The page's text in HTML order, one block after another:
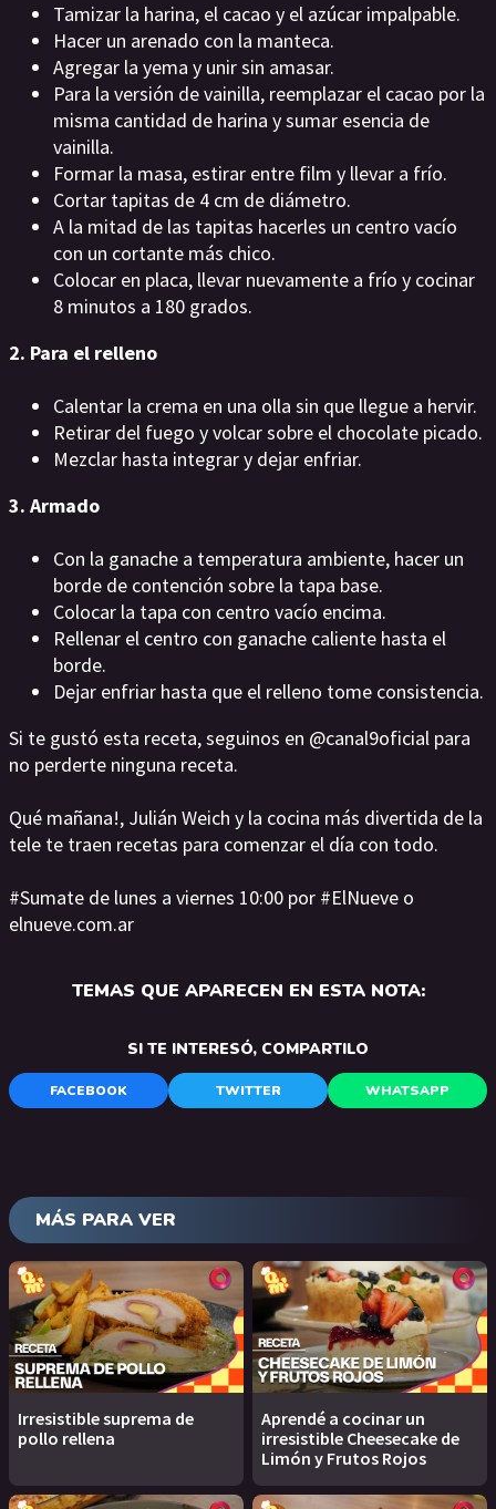
Tamizar la harina, el cacao y el azúcar impalpable.
Hacer un arenado con la manteca.
Agregar la yema y unir sin amasar.
Para la versión de vainilla, reemplazar el cacao por la
misma cantidad de harina y sumar esencia de
vainilla.
Formar la masa, estirar entre film y llevar a frío.
Cortar tapitas de 4 cm de diámetro.
A la mitad de las tapitas hacerles un centro vacío
con un cortante más chico.
Colocar en placa, llevar nuevamente a frío y cocinar
8 minutos a 180 grados.
2. Para el relleno
Calentar la crema en una olla sin que llegue a hervir.
Retirar del fuego y volcar sobre el chocolate picado.
Mezclar hasta integrar y dejar enfriar.
3. Armado
Con la ganache a temperatura ambiente, hacer un
borde de contención sobre la tapa base.
Colocar la tapa con centro vacío encima.
Rellenar el centro con ganache caliente hasta el
borde.
Dejar enfriar hasta que el relleno tome consistencia.
Si te gustó esta receta, seguinos en @canal9oficial para
no perderte ninguna receta.
Qué mañana!, Julián Weich y la cocina más divertida de la
tele te traen recetas para comenzar el día con todo.
#Sumate de lunes a viernes 10:00 por #ElNueve o
elnueve.com.ar
TEMAS QUE APARECEN EN ESTA NOTA:
SI TE INTERESÓ, COMPARTILO
FACEBOOK TWITTER WHATSAPP
MÁS PARA VER
Irresistible suprema de
pollo rellena
Aprendé a cocinar un
irresistible Cheesecake de
Limón y Frutos Rojos